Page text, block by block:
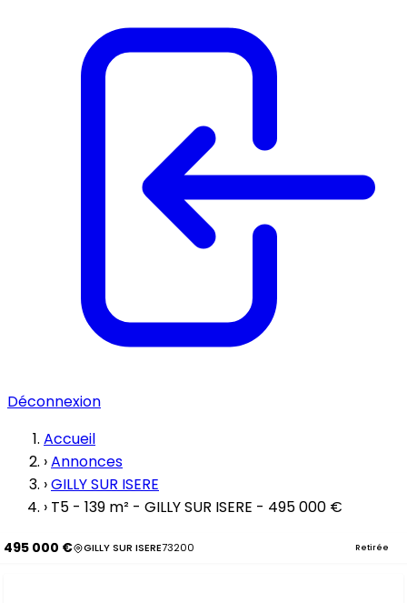
Déconnexion
Accueil
›Annonces
›GILLY SUR ISERE
› T5 - 139 m² - GILLY SUR ISERE - 495 000 €
495 000 € GILLY SUR ISERE73200 Retirée